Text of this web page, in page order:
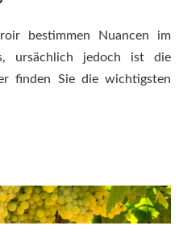
bestimmen Nuancen im
ursächlich jedoch ist die
finden Sie die wichtigsten